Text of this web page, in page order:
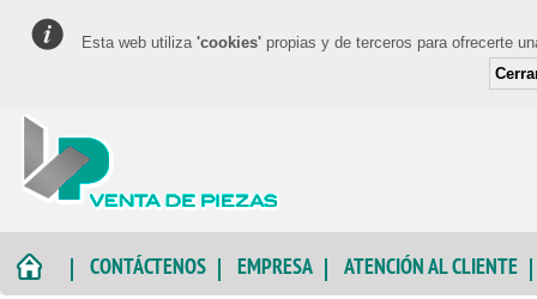
Esta web utiliza 'cookies' propias y de terceros para ofrecerte
CONTÁCTENOS EMPRESA ATENCIÓN AL CLIENTE